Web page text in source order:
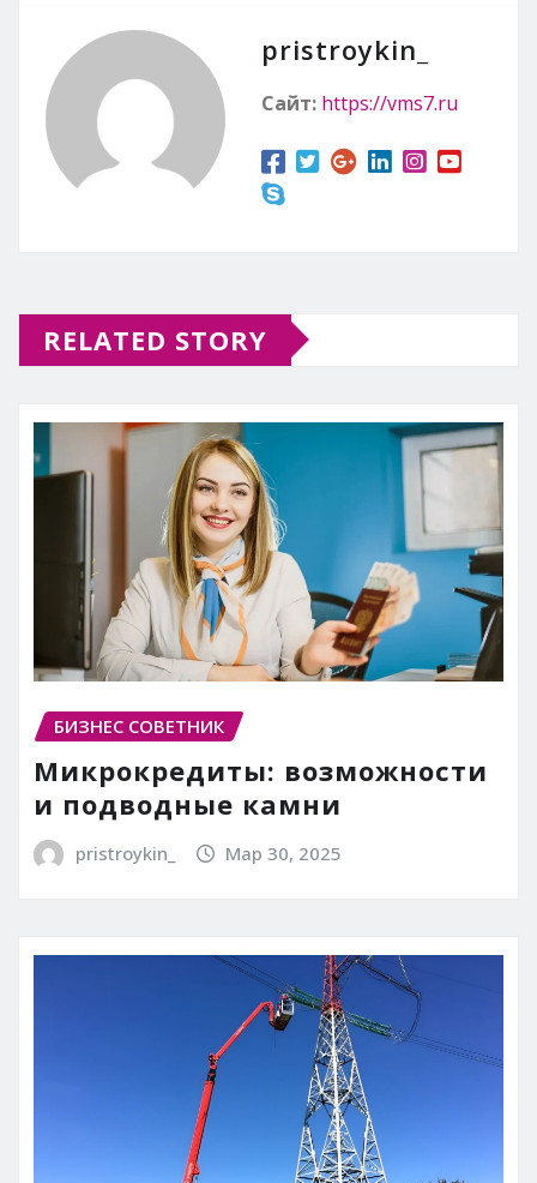
pristroykin_
Сайт: https://vms7.ru
RELATED STORY
БИЗНЕС СОВЕТНИК
Микрокредиты: возможности
и подводные камни
pristroykin_ Мар 30, 2025